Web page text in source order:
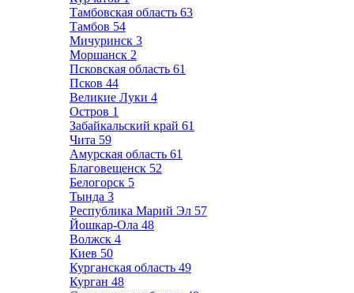
Тамбовская область 63
Тамбов 54
Мичуринск 3
Моршанск 2
Псковская область 61
Псков 44
Великие Луки 4
Остров 1
Забайкальский край 61
Чита 59
Амурская область 61
Благовещенск 52
Белогорск 5
Тында 3
Республика Марий Эл 57
Йошкар-Ола 48
Волжск 4
Киев 50
Курганская область 49
Курган 48